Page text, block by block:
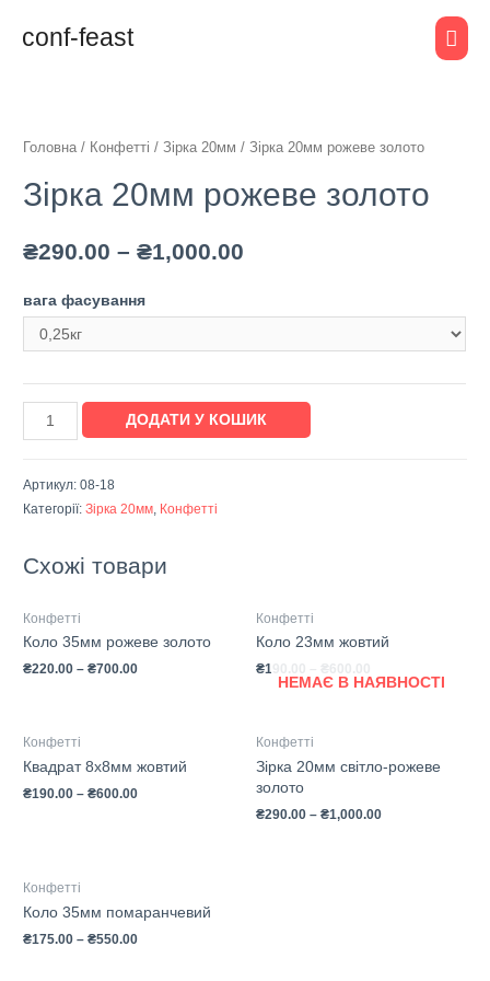
conf-feast
Головна / Конфетті /Зірка 20мм / Зірка 20мм рожеве золото
Зірка 20мм рожеве золото
₴290.00 –₴1,000.00
вага фасування
ДОДАТИ У КОШИК
Артикул:08-18
Категорії:Зірка 20мм, Конфетті
Схожі товари
Конфетті
Коло 35мм рожеве золото
₴220.00 –₴700.00
Конфетті
Коло 23мм жовтий
₴190.00
Конфетті
Квадрат 8х8мм жовтий
₴190.00 –₴600.00
НЕМАЄ В НАЯВНОСТІ
Конфетті
Зірка 20мм світло-рожеве
золото
₴290.00 – ₴1,000.00
Конфетті
Коло 35мм помаранчевий
₴175.00 –₴550.00